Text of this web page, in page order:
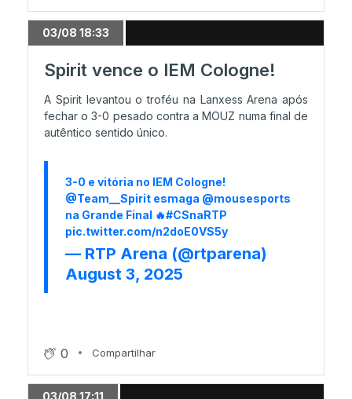
29/07 17:11
NAVI encosta FaZe em Ancient
29/07 16:23
Vitality vence grupo; The MongolZ segue
29/07 15:17
Ewjerkz é eliminado da competição
29/07 13:17
29/07 12:21
NIP abre série com vitória em Nuke
03/08 18:33
Spirit vence o IEM Cologne!
A Spirit levantou o troféu na Lanxess Arena após
fechar o 3-0 pesado contra a MOUZ numa final de
autêntico sentido único.
3-0 e vitória no IEM Cologne!
@Team__Spirit esmaga @mousesports
na Grande Final 🔥#CSnaRTP
pic.twitter.com/n2doE0VS5y
— RTP Arena (@rtparena)
August 3, 2025
0 Compartilhar
03/08 17:11